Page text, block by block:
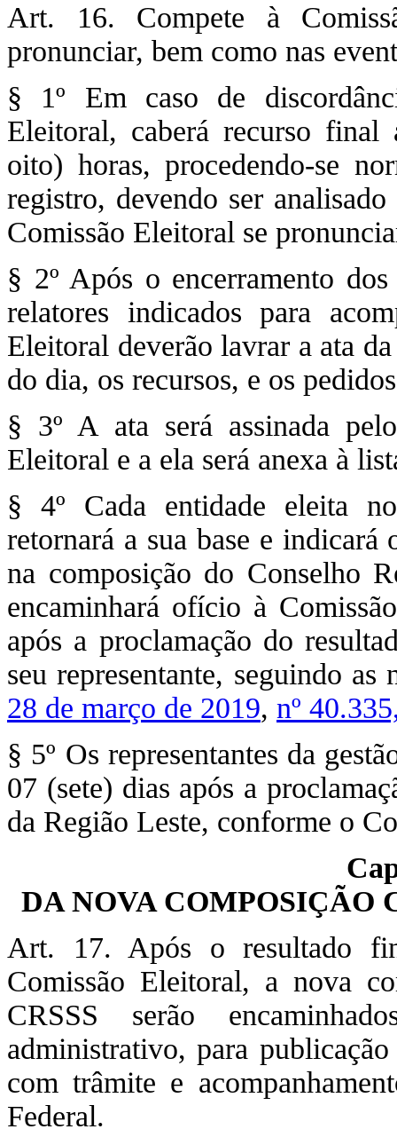
Art. 16. Compete à
pronunciar, bem como nas
§ 1º Em caso de
Eleitoral, caberá recurso final
oito) horas, procedendo-se
registro, devendo ser
Comissão Eleitoral se
§ 2º Após o encerramento
relatores indicados para
Eleitoral deverão lavrar a ata
do dia, os recursos, e os
§ 3º A ata será assinada
Eleitoral e a ela será anexa à
§ 4º Cada entidade eleita
retornará a sua base e indicará
na composição do Conselho
encaminhará ofício à
após a proclamação do
seu representante, seguindo
28 de março de 2019, nº
§ 5º Os representantes da
07 (sete) dias após a
da Região Leste, conforme o
DA NOVA COMPOSIÇÃO
Art. 17. Após o resultado
Comissão Eleitoral, a nova
CRSSS serão
administrativo, para
com trâmite e
Federal.